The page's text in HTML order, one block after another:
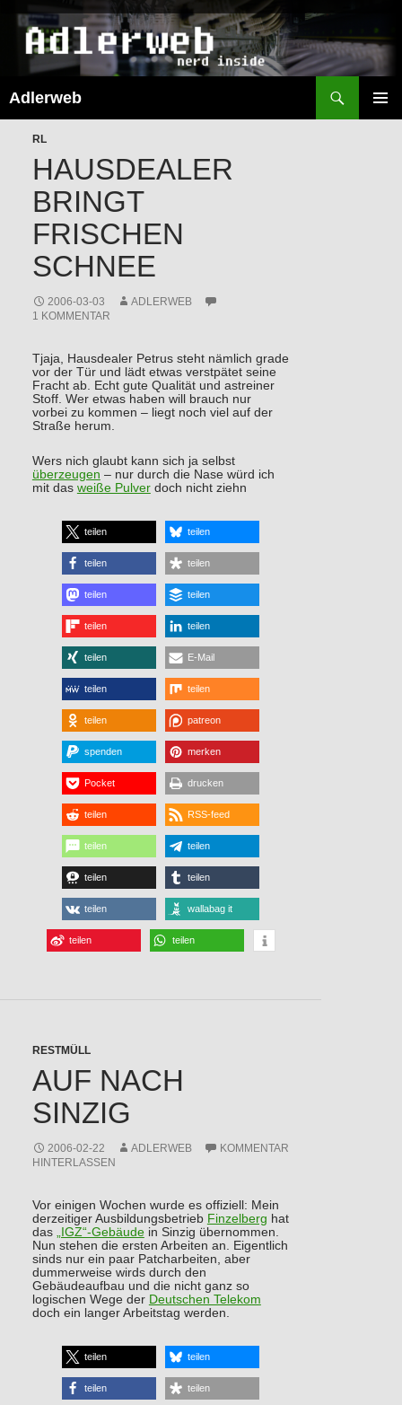
Adlerweb
SPRINGEN
RL
HAUSDEALER
BRINGT
FRISCHEN
SCHNEE
2006-03-03
ADLERWEB
1 KOMMENTAR
Tjaja, Hausdealer Petrus steht nämlich grade
vor der Tür und lädt etwas verstpätet seine
Fracht ab. Echt gute Qualität und astreiner
Stoff. Wer etwas haben will brauch nur
vorbei zu kommen – liegt noch viel auf der
Straße herum.
Wers nich glaubt kann sich ja selbst
überzeugen – nur durch die Nase würd ich
mit das weiße Pulverdoch nicht ziehn
teilen teilen
teilen teilen
teilen teilen
teilen teilen
teilen E-Mail
teilen teilen
teilen patreon
spenden merken
Pocket drucken
teilen RSS-feed
teilen teilen
teilen teilen
teilen wallabag it
teilen teilen
RESTMÜLL
AUF NACH
SINZIG
2006-02-22 ADLERWEB
KOMMENTAR
HINTERLASSEN
Vor einigen Wochen wurde es offiziell: Mein
derzeitiger Ausbildungsbetrieb Finzelberg hat
das
„IGZ“-Gebäudein Sinzig übernommen.
Nun stehen die ersten Arbeiten an. Eigentlich
sinds nur ein paar Patcharbeiten, aber
dummerweise wirds durch den
Gebäudeaufbau und die nicht ganz so
logischen Wege der Deutschen Telekom
doch ein langer Arbeitstag werden.
teilen teilen
teilen teilen